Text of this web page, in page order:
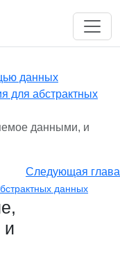
данных
для абстрактных
данными, и
Следующая глава
данных
и